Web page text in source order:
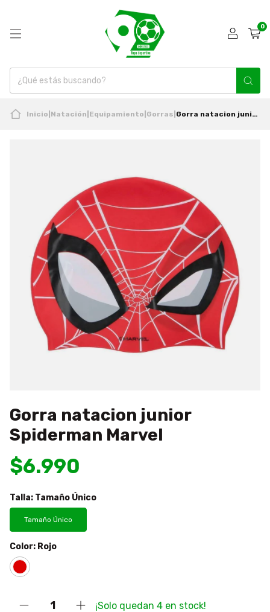
0
Inicio Natación Equipamiento Gorras Gorra natacion junior Spiderman Marvel
Gorra natacion junior
Spiderman Marvel
$6.990
Talla: Tamaño Único
Tamaño Único
Color: Rojo
¡Solo quedan 4 en stock!